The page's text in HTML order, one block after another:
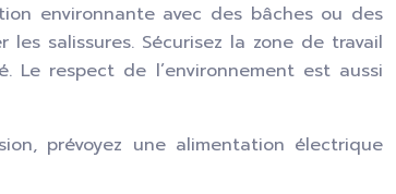
environnante avec des bâches ou des
salissures. Sécurisez la zone de travail
respect de l’environnement est aussi
prévoyez une alimentation électrique